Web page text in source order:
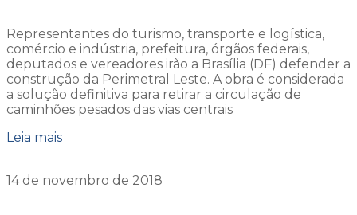
Representantes do turismo, transporte e logística,
comércio e indústria, prefeitura, órgãos federais,
deputados e vereadores irão a Brasília (DF) defender a
construção da Perimetral Leste. A obra é considerada
a solução definitiva para retirar a circulação de
caminhões pesados das vias centrais
Leia mais
14 de novembro de 2018